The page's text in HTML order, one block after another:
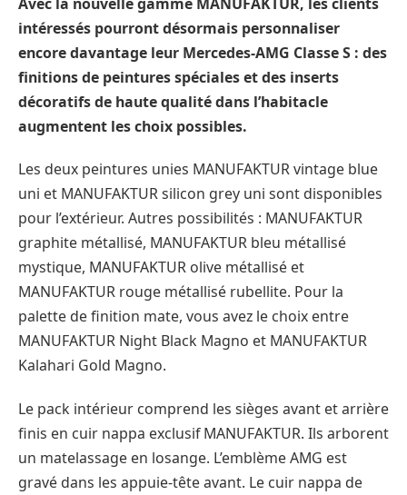
intéressés pourront désormais personnaliser
encore davantage leur Mercedes-AMG Classe S : des
finitions de peintures spéciales et des inserts
décoratifs de haute qualité dans l’habitacle
augmentent les choix possibles.
Les deux peintures unies MANUFAKTUR vintage blue
uni et MANUFAKTUR silicon grey uni sont disponibles
pour l’extérieur. Autres possibilités : MANUFAKTUR
graphite métallisé, MANUFAKTUR bleu métallisé
mystique, MANUFAKTUR olive métallisé et
MANUFAKTUR rouge métallisé rubellite. Pour la
palette de finition mate, vous avez le choix entre
MANUFAKTUR Night Black Magno et MANUFAKTUR
Kalahari Gold Magno.
Le pack intérieur comprend les sièges avant et arrière
finis en cuir nappa exclusif MANUFAKTUR. Ils arborent
un matelassage en losange. L’emblème AMG est
gravé dans les appuie-tête avant. Le cuir nappa de